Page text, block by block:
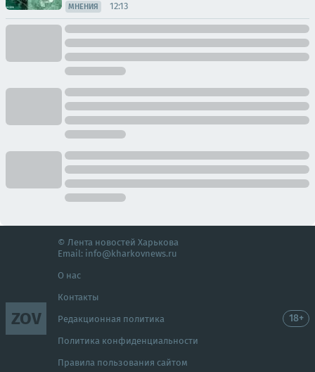
МНЕНИЯ 12:13
ZOV
© Лента новостей Харькова
Email: info@kharkovnews.ru
О нас
Контакты
Редакционная политика
Политика конфиденциальности
Правила пользования сайтом
18+